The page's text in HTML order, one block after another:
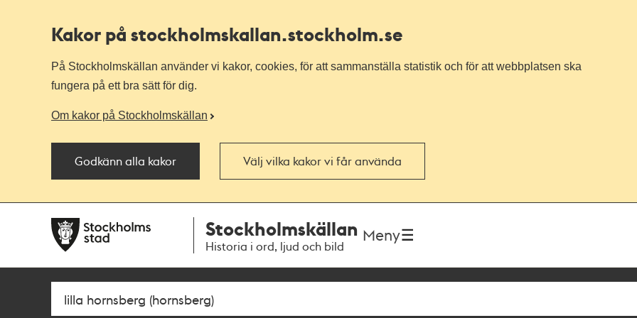
Kakor på stockholmskallan.stockholm.se
På Stockholmskällan använder vi kakor, cookies, för att sammanställa statistik och för att webbplatsen ska
fungera på ett bra sätt för dig.
Om kakor på Stockholmskällan
Godkänn alla kakor Välj vilka kakor vi får använda
navigationen
huvudinnehållet
Stockholmskällan
Historia i ord, ljud och bild
Meny
Sök